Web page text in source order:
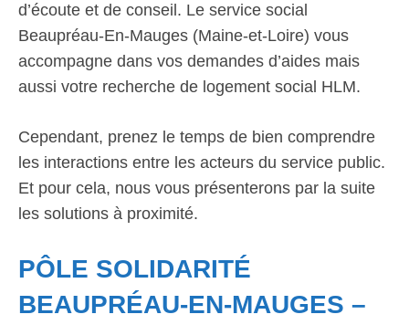
d’écoute et de conseil. Le service social
Beaupréau-En-Mauges (Maine-et-Loire) vous
accompagne dans vos demandes d’aides mais
aussi votre recherche de logement social HLM.
Cependant, prenez le temps de bien comprendre
les interactions entre les acteurs du service public.
Et pour cela, nous vous présenterons par la suite
les solutions à proximité.
PÔLE SOLIDARITÉ
BEAUPRÉAU-EN-MAUGES –